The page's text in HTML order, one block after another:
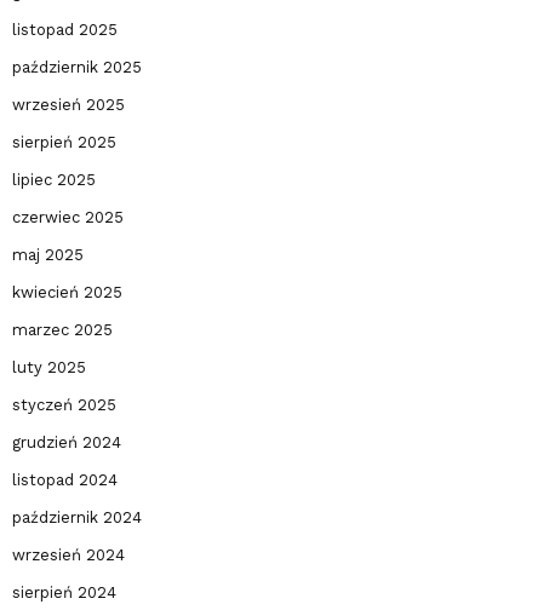
listopad 2025
październik 2025
wrzesień 2025
sierpień 2025
lipiec 2025
czerwiec 2025
maj 2025
kwiecień 2025
marzec 2025
luty 2025
styczeń 2025
grudzień 2024
listopad 2024
październik 2024
wrzesień 2024
sierpień 2024